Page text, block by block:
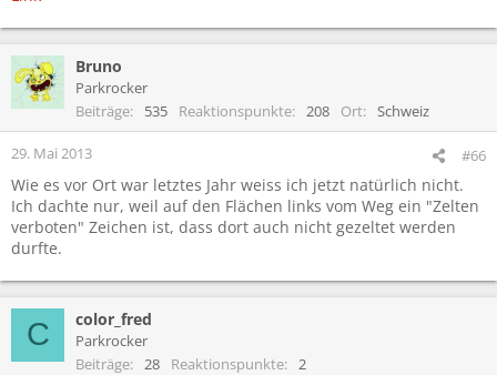
Bruno
Parkrocker
Beiträge
535 Reaktionspunkte 208 Ort Schweiz
29. Mai 2013 #66
Wie es vor Ort war letztes Jahr weiss ich jetzt natürlich nicht.
Ich dachte nur, weil auf den Flächen links vom Weg ein "Zelten
verboten" Zeichen ist, dass dort auch nicht gezeltet werden
durfte.
C color_fred
Parkrocker
Beiträge
28 Reaktionspunkte 2